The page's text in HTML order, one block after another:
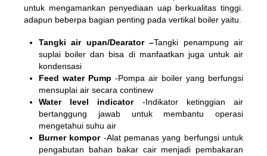
untuk mengamankan penyediaan uap berkualitas tinggi.
adapun beberpa bagian penting pada vertikal boiler yaitu.
Tangki air upan/Dearator –Tangki penampung air
suplai boiler dan bisa di manfaatkan juga untuk air
kondensasi
Feed water Pump -Pompa air boiler yang berfungsi
mensuplai air secara continew
Water level indicator-Indikator ketinggian air
bertanggung jawab untuk membantu operasi
mengetahui suhu air
Burner kompor-Alat pemanas yang berfungsi untuk
pengabutan bahan bakar cair menjadi pembakaran